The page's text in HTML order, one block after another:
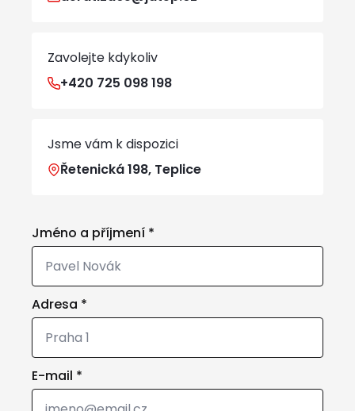
Zavolejte kdykoliv
+420 725 098 198
Jsme vám k dispozici
Řetenická 198, Teplice
Jméno a příjmení *
Adresa *
E-mail *